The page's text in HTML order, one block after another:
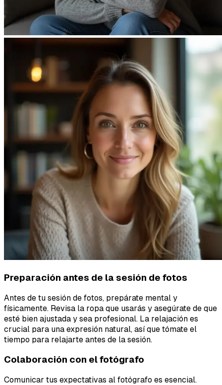
Preparación antes de la sesión de fotos
Antes de tu sesión de fotos, prepárate mental y
físicamente. Revisa la ropa que usarás y asegúrate de que
esté bien ajustada y sea profesional. La relajación es
crucial para una expresión natural, así que tómate el
tiempo para relajarte antes de la sesión.
Colaboración con el fotógrafo
Comunicar tus expectativas al fotógrafo es esencial.